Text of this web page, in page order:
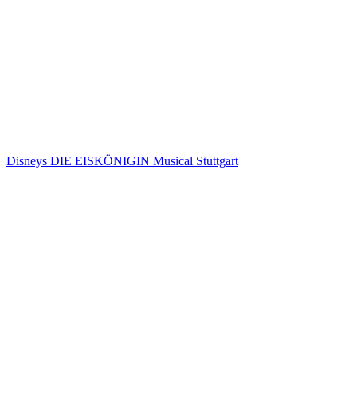
Disneys DIE EISKÖNIGIN Musical Stuttgart